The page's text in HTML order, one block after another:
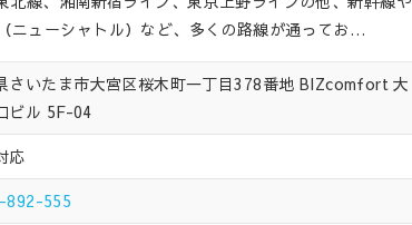
ニューシャトル）など、多くの路線が通ってお…
さいたま市大宮区桜木町一丁目378番地 BIZcomfort 大
ビル 5F-04
応
892-555